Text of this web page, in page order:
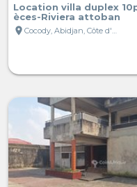
Location villa duplex
èces-Riviera attoban
location_on